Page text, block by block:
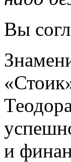
Вы
и